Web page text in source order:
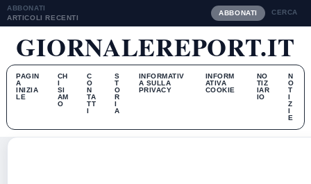
ABBONATI
ARTICOLI RECENTI
ABBONATI CERCA
GIORNALEREPORT.IT
PAGIN
A
INIZIA
LE
CH
I
SI
AM
O
C
O
N
TA
TT
I
S
T
O
R
I
A
INFORMATIV
A SULLA
PRIVACY
INFORM
ATIVA
COOKIE
NO
TIZ
IAR
IO
N
O
T
I
Z
I
E